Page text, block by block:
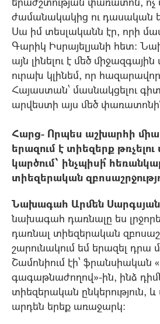
ժամանակակից ու դասական
Սա իմ տեսլականն էր, որի
Գարիկ Իսրայելյանի հետ:
այն լինելու է մեծ
ուրախ կլինեմ, որ
Հայաստան՝ մասնակցելու
արվեստի այս մեծ
Հարց- Որպես աշխարհի
երազում է տիեզերք թռչելու
կարծում՝ ինչպիսի՞
տիեզերական
Նախագահ Արմեն
նախագահ դառնալը ես
դառնալ տիեզերական
շարունակում եմ երազել դրա
Շամոնիում էի՝ ֆրանսիական
գագաթնաժողով»-ին, ինձ
տիեզերական ընկերություն, և
արդեն երեք առաջարկ: